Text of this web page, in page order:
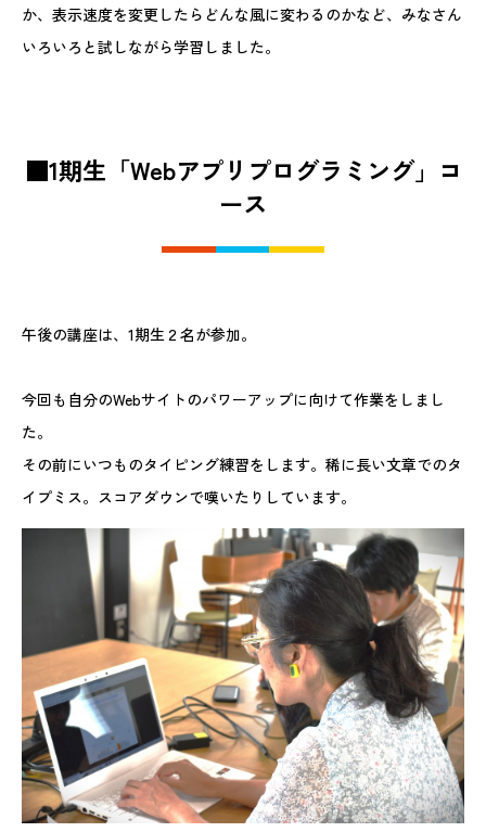
か、表示速度を変更したらどんな風に変わるのかなど、みなさん
いろいろと試しながら学習しました。
■1期生「Webアプリプログラミング」コ
ース
午後の講座は、1期生２名が参加。
今回も自分のWebサイトのパワーアップに向けて作業をしまし
た。
その前にいつものタイピング練習をします。稀に長い文章でのタ
イプミス。スコアダウンで嘆いたりしています。